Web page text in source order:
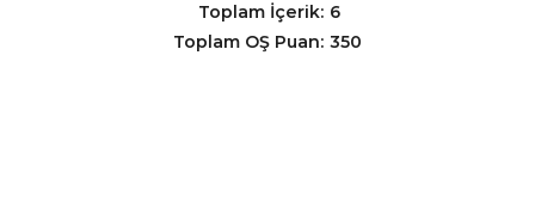
Toplam İçerik: 6
Toplam OŞ Puan: 350